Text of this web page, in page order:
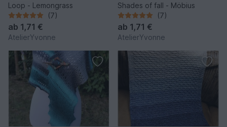
Loop - Lemongrass
(7)
ab 1,71 €
AtelierYvonne
Shades of fall - Möbius
(7)
ab 1,71 €
AtelierYvonne